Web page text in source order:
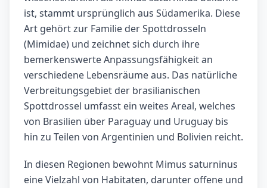
ist, stammt ursprünglich aus Südamerika. Diese
Art gehört zur Familie der Spottdrosseln
(Mimidae) und zeichnet sich durch ihre
bemerkenswerte Anpassungsfähigkeit an
verschiedene Lebensräume aus. Das natürliche
Verbreitungsgebiet der brasilianischen
Spottdrossel umfasst ein weites Areal, welches
von Brasilien über Paraguay und Uruguay bis
hin zu Teilen von Argentinien und Bolivien reicht.
In diesen Regionen bewohnt Mimus saturninus
eine Vielzahl von Habitaten, darunter offene und